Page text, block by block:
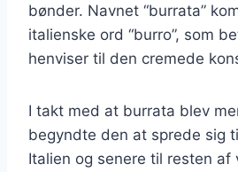
bønder. Navnet “burrata”
italienske ord “burro”, som
henviser til den cremede
I takt med at burrata blev
begyndte den at sprede sig
Italien og senere til resten af